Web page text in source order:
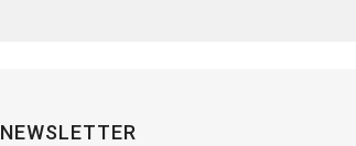
NEWSLETTER